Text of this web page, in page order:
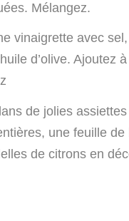
Mélangez.
vinaigrette avec
d’olive. Ajoutez
de jolies
une feuille de
de citrons en